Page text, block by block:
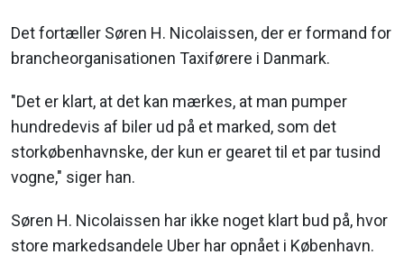
Det fortæller Søren H. Nicolaissen, der er formand for
brancheorganisationen Taxiførere i Danmark.
"Det er klart, at det kan mærkes, at man pumper
hundredevis af biler ud på et marked, som det
storkøbenhavnske, der kun er gearet til et par tusind
vogne," siger han.
Søren H. Nicolaissen har ikke noget klart bud på, hvor
store markedsandele Uber har opnået i København.